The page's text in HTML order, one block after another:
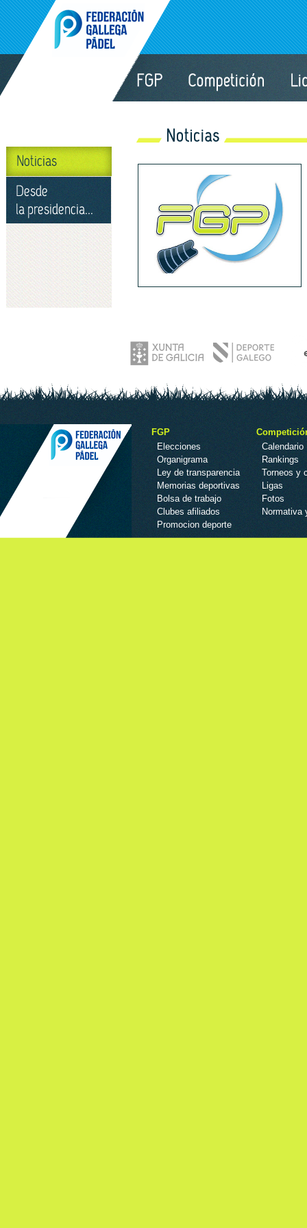
FGP
Elecciones
Organigrama
Ley de transparencia
Memorias deportivas
Bolsa de trabajo
Clubes afiliados
Promocion deporte
Calendario
Rankings
Torneos y
Ligas
Fotos
Normativa